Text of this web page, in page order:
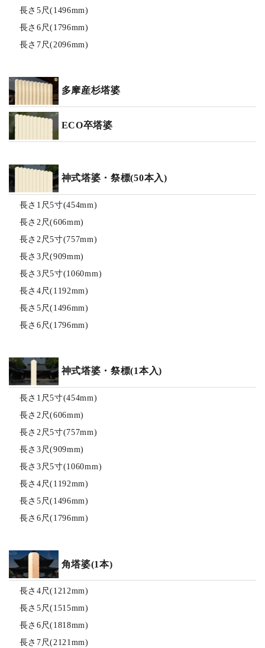
長さ5尺(1496mm)
長さ6尺(1796mm)
長さ7尺(2096mm)
多摩産杉塔婆
ECO卒塔婆
神式塔婆・祭標(50本入)
長さ1尺5寸(454mm)
長さ2尺(606mm)
長さ2尺5寸(757mm)
長さ3尺(909mm)
長さ3尺5寸(1060mm)
長さ4尺(1192mm)
長さ5尺(1496mm)
長さ6尺(1796mm)
神式塔婆・祭標(1本入)
長さ1尺5寸(454mm)
長さ2尺(606mm)
長さ2尺5寸(757mm)
長さ3尺(909mm)
長さ3尺5寸(1060mm)
長さ4尺(1192mm)
長さ5尺(1496mm)
長さ6尺(1796mm)
角塔婆(1本)
長さ4尺(1212mm)
長さ5尺(1515mm)
長さ6尺(1818mm)
長さ7尺(2121mm)